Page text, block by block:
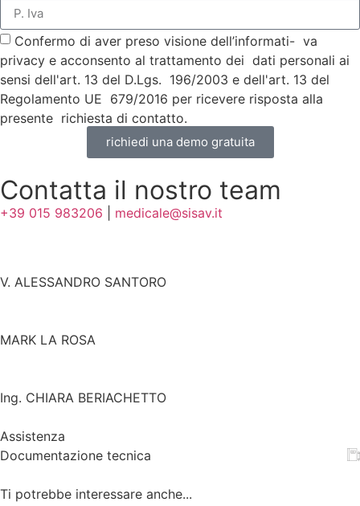
Confermo di aver preso visione dell’informati- va
privacy e acconsento al trattamento dei dati personali ai
sensi dell'art. 13 del D.Lgs. 196/2003 e dell'art. 13 del
Regolamento UE 679/2016 per ricevere risposta alla
presente richiesta di contatto.
richiedi una demo gratuita
Contatta il nostro team
+39 015 983206 medicale@sisav.it
V. ALESSANDRO SANTORO
MARK LA ROSA
Ing. CHIARA BERIACHETTO
Assistenza
Documentazione tecnica
Ti potrebbe interessare anche...